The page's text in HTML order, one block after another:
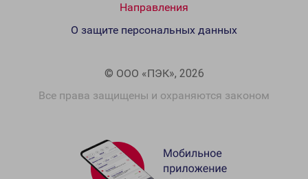
Направления
© ООО «ПЭК», 2026
Все права защищены и охраняются законом
О защите персональных данных